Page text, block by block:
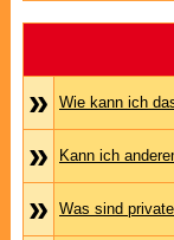
»
Wie kann ich
» Kann ich
» Was sind